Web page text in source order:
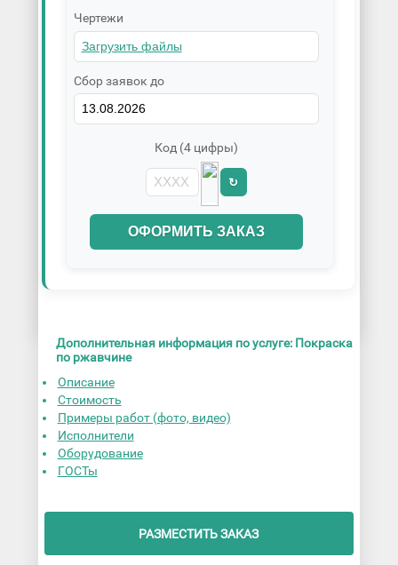
Чертежи
Сбор заявок до
Код (4 цифры)
↻
ОФОРМИТЬ ЗАКАЗ
Дополнительная информация по услуге: Покраска
по ржавчине
Описание
Стоимость
Примеры работ (фото, видео)
Исполнители
Оборудование
ГОСТы
РАЗМЕСТИТЬ ЗАКАЗ